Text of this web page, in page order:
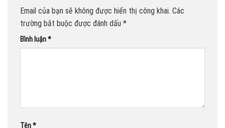
Email của bạn sẽ không được hiển thị công khai. Các
trường bắt buộc được đánh dấu *
Bình luận*
Tên*